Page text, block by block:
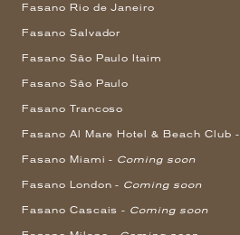
Fasano Rio de Janeiro
Fasano Salvador
Fasano São Paulo Itaim
Fasano São Paulo
Fasano Trancoso
Fasano Al Mare Hotel & Beach Club -
Fasano Miami - Coming soon
Fasano London - Coming soon
Fasano Cascais - Coming soon